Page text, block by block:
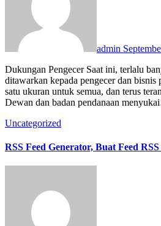
admin
Dukungan Pengecer Saat ini, terlalu banyak “dukungan” yang
ditawarkan kepada pengecer dan bisnis
satu ukuran untuk semua, dan terus
Dewan dan badan pendanaan
Uncategorized
RSS Feed Generator, Buat Feed